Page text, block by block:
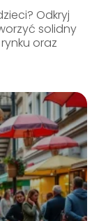
Odkryj
solidny
oraz